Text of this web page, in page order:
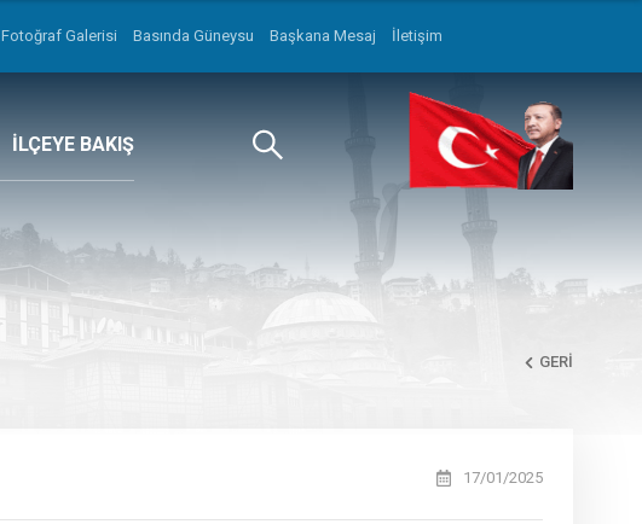
Fotoğraf Galerisi Basında Güneysu Başkana Mesaj İletişim
İLÇEYE BAKIŞ
GERI
17/01/2025